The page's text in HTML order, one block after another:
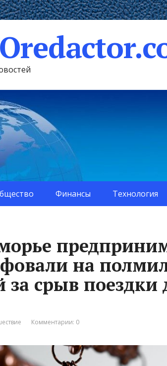
Финансы Технология
на
за срыв поездки
Комментарии: 0